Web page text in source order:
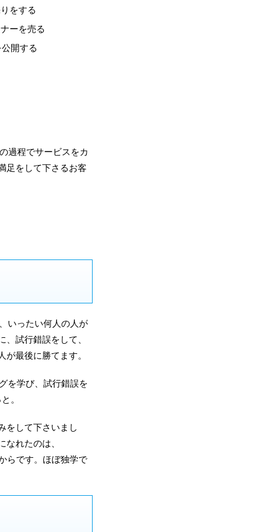
をする
ーを売る
開する
過程でサービスをカ
足をして下さるお客
いったい何人の人が
試行錯誤をして、
最後に勝てます。
を学び、試行錯誤を
。
をして下さいまし
れたのは、
らです。ほぼ独学で